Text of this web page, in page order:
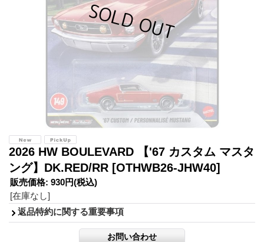
2026 HW BOULEVARD 【'67 カスタム マスタ
ング】DK.RED/RR [OTHWB26-JHW40]
販売価格: 930円(税込)
[在庫なし]
返品特約に関する重要事項